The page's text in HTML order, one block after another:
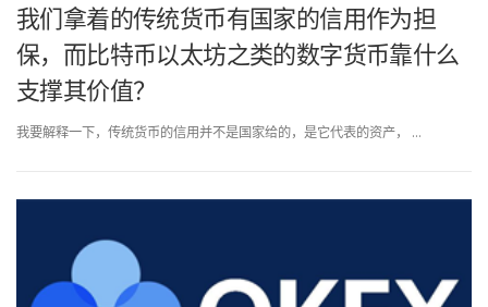
我们拿着的传统货币有国家的信用作为担
保，而比特币以太坊之类的数字货币靠什么
支撑其价值？
我要解释一下，传统货币的信用并不是国家给的，是它代表的资产， …